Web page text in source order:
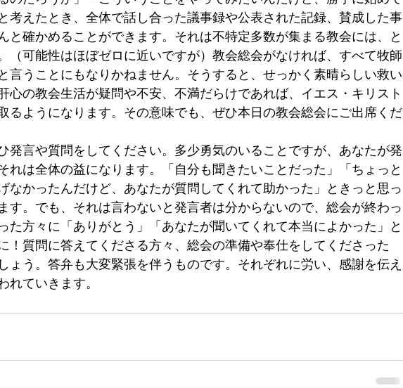
ローマ人への手紙 第一コリント人への手紙
考えたとき、全体で話し合った議事録や公表された記録、賛成した事
と確かめることができます。それは不特定多数が集まる教会には、と
（可能性はほぼゼロに近いですが）教会総会がなければ、すべて牧師
言うことにもなりかねません。そうすると、せっかく素晴らしい救い
心の教会生活が疑問や不安、不満だらけであれば、イエス・キリスト
るようになります。その意味でも、ぜひ本日の教会総会にご出席くだ
言や質問をしてください。多少勇気のいることですが、あなたが発
れは全体の益になります。「自分も聞きたいことだった」「ちょっと
なかったんだけど、あなたが質問してくれて助かった」ときっと思っ
す。でも、それは言わないと発言者は分からないので、総会が終わっ
た方々に「ありがとう」「あなたが聞いてくれて本当によかった」と
！質問に答えてくださる方々、総会の準備や奉仕をしてくださった
ょう。答弁も大変緊張を伴うものです。それぞれに労い、感謝を伝え
れていきます。